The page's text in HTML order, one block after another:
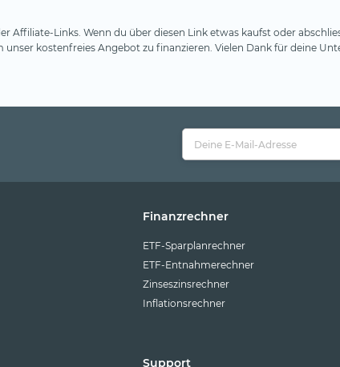
Affiliate-Links. Wenn du über diesen Link etwas kaufst oder
kostenfreies Angebot zu finanzieren. Vielen Dank für deine
Finanzrechner
ETF-Sparplanrechner
ETF-Entnahmerechner
Zinseszinsrechner
Inflationsrechner
Support